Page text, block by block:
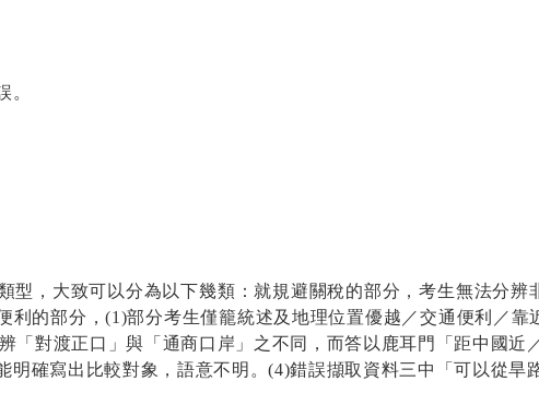
。
型，大致可以分為以下幾類：就規避關稅的部分，考生無法分辨
利的部分，(1)部分考生僅籠統述及地理位置優越／交通便利／靠
「對渡正口」與「通商口岸」之不同，而答以鹿耳門「距中國近
明確寫出比較對象，語意不明。(4)錯誤擷取資料三中「可以從旱